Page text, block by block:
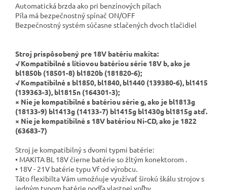
Automatická brzda ako pri benzínových pílach
Píla má bezpečnostný spínač ON/OFF
Bezpečnostný systém súčasne stlačených dvoch tlačidiel
Stroj prispôsobený pre 18V batériu makita:
√Kompatibilné s lítiovou batériou série 18V b, ako je
bl1850b (18501-8) bl1820b (181820-6);
√Kompatibilné s bl1850, bl1840, bl1440 (139380-6), bl1415
(139363-3), bl1815n (164301-3);
× Nie je kompatibilné s batériou série g, ako je bl1813g
(18133-9) bl1413g (14133-7) bl1415g bl1430g bl1815g atď.
× Nie je kompatibilné s 18V batériou Ni-CD, ako je 1822
(63683-7)
Stroj je kompatibilný s dvomi typmi batérie:
• MAKITA BL 18V čierne batérie so žltým konektorom .
• 18V - 21V batérie typu Vf od výrobcu.
Táto flexibilta Vám umožňuje využívať širokú škálu strojov s
jedným typom batérie podľa vlastnej voľby.